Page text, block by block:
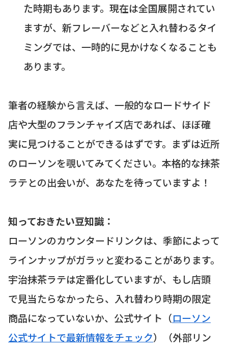
た時期もあります。現在は全国展開されてい
ますが、新フレーバーなどと入れ替わるタイ
ミングでは、一時的に見かけなくなることも
あります。
筆者の経験から言えば、一般的なロードサイド
店や大型のフランチャイズ店であれば、ほぼ確
実に見つけることができるはずです。まずは近所
のローソンを覗いてみてください。本格的な抹茶
ラテとの出会いが、あなたを待っていますよ！
知っておきたい豆知識：
ローソンのカウンタードリンクは、季節によって
ラインナップがガラッと変わることがあります。
宇治抹茶ラテは定番化していますが、もし店頭
で見当たらなかったら、入れ替わり時期の限定
商品になっていないか、公式サイト（ローソン
公式サイトで最新情報をチェック）
（外部リン